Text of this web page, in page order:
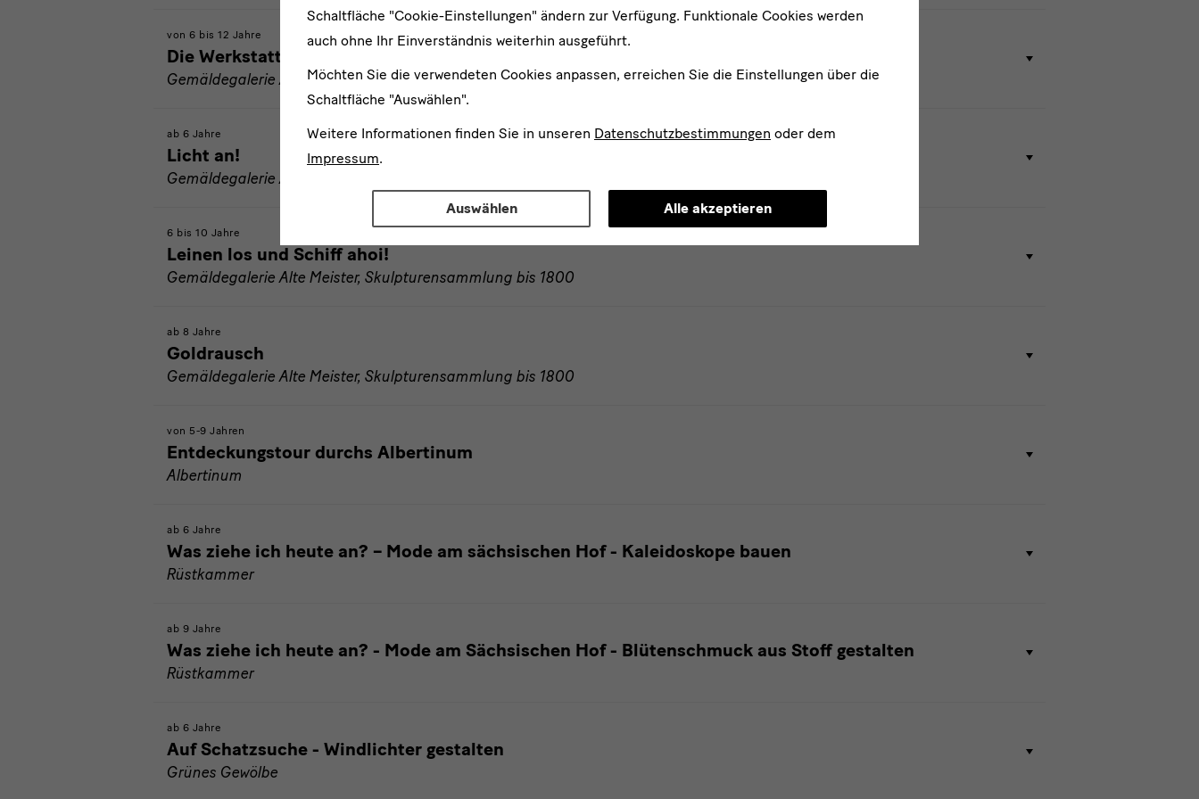
von 6 bis 12 Jahre
Die Werkstatt des Malers
Gemäldegalerie Alte Meister, Skulpturensammlung bis 1800
ab 6 Jahre
Licht an!
Gemäldegalerie Alte Meister, Skulpturensammlung bis 1800
6 bis 10 Jahre
Leinen los und Schiff ahoi!
Gemäldegalerie Alte Meister, Skulpturensammlung bis 1800
ab 8 Jahre
Goldrausch
Gemäldegalerie Alte Meister, Skulpturensammlung bis 1800
von 5-9 Jahren
Entdeckungstour durchs Albertinum
Albertinum
ab 6 Jahre
Was ziehe ich heute an? – Mode am sächsischen Hof - Kaleidoskope bauen
Rüstkammer
ab 9 Jahre
Was ziehe ich heute an? - Mode am Sächsischen Hof - Blütenschmuck aus Stoff gestalten
Rüstkammer
ab 6 Jahre
Auf Schatzsuche - Windlichter gestalten
Grünes Gewölbe
Schaltfläche "Cookie-Einstellungen" ändern zur Verfügung. Funktionale Cookies werden
auch ohne Ihr Einverständnis weiterhin ausgeführt.
Möchten Sie die verwendeten Cookies anpassen, erreichen Sie die Einstellungen über die
Schaltfläche "Auswählen".
Weitere Informationen finden Sie in unseren Datenschutzbestimmungen oder dem
Impressum.
Auswählen Alle akzeptieren